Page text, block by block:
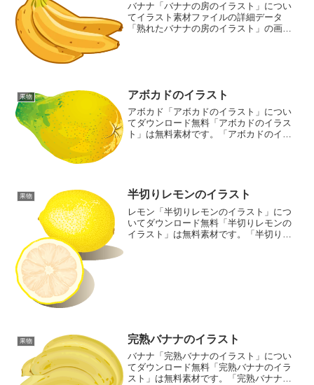
バナナ「バナナの房のイラスト」につい
てイラスト素材ファイルの詳細データ
「熟れたバナナの房のイラスト」の画像
果物 アボカドのイラスト
アボカド「アボカドのイラスト」につい
てダウンロード無料「アボカドのイラス
ト」は無料素材です。「アボカドのイラ
果物 半切りレモンのイラスト
レモン「半切りレモンのイラスト」につ
いてダウンロード無料「半切りレモンの
イラスト」は無料素材です。「半切りレ
果物 完熟バナナのイラスト
バナナ「完熟バナナのイラスト」につい
てダウンロード無料「完熟バナナのイラ
スト」は無料素材です。「完熟バナナの